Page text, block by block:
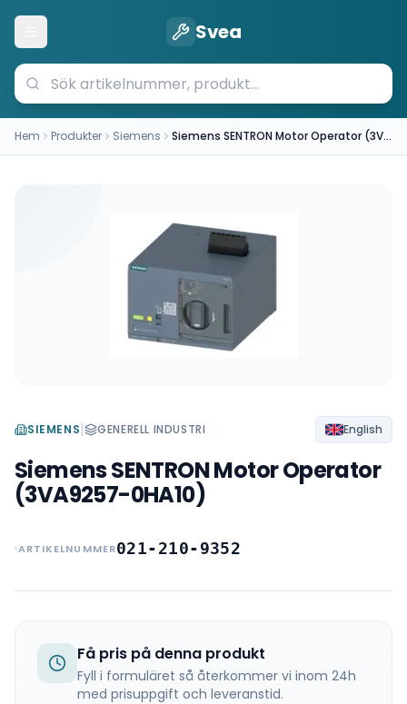
Öppna meny Svea
Hem Produkter Siemens Siemens SENTRON Motor Operator (3VA9257-0HA10)
SIEMENS| GENERELL INDUSTRI English
Siemens SENTRON Motor Operator
(3VA9257-0HA10)
ARTIKELNUMMER021-210-9352
Få pris på denna produkt
Fyll i formuläret så återkommer vi inom 24h
med prisuppgift och leveranstid.